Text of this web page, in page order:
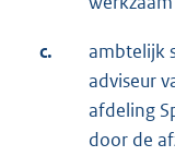
c.
ambtelijk
adviseur
afdeling
door de